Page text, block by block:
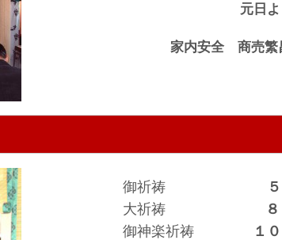
元日よ
家内安全 商売
御祈祷
大祈祷
御神楽祈祷
１